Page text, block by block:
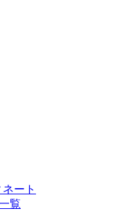
ート
覧